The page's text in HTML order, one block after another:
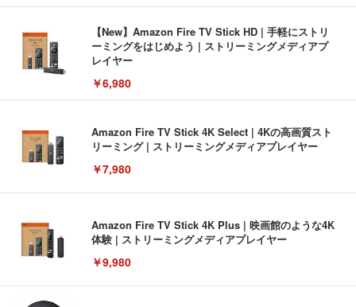
【New】Amazon Fire TV Stick HD | 手軽にストリ
ーミングをはじめよう | ストリーミングメディアプ
レイヤー
￥6,980
Amazon Fire TV Stick 4K Select | 4Kの高画質スト
リーミング | ストリーミングメディアプレイヤー
￥7,980
Amazon Fire TV Stick 4K Plus | 映画館のような4K
体験 | ストリーミングメディアプレイヤー
￥9,980